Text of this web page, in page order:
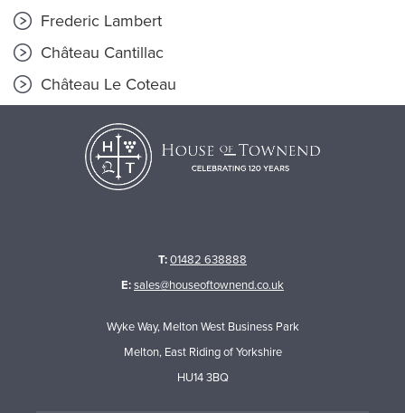
Frederic Lambert
Château Cantillac
Château Le Coteau
T:01482 638888
E:sales@houseoftownend.co.uk
Wyke Way, Melton West Business Park
Melton, East Riding of Yorkshire
HU14 3BQ